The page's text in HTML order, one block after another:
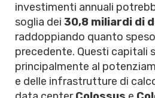
investimenti annuali
soglia dei 30,8 miliardi di
raddoppiando quanto
precedente. Questi capitali
principalmente al
e delle infrastrutture di